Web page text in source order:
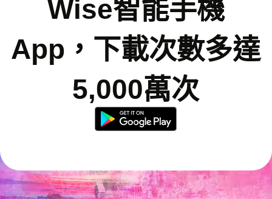
Wise智能手機
App，下載次數多達
5,000萬次